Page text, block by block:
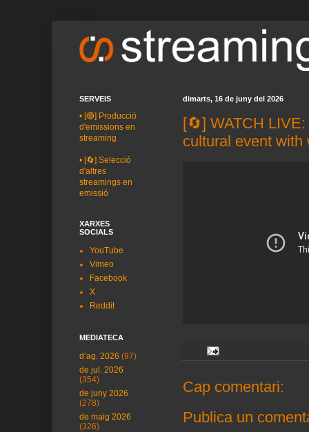
dimarts, 16 de juny del 2026
[🔄] WATCH
cultural event with
Cap comentari:
Publica un
SERVEIS
• [🔴] Producció
d'emissions en
streaming
• [🔄] Selecció
d'altres
streamings en
emissió
XARXES
SOCIALS
YouTube
Vimeo
Facebook
X
Reddit
MEDIATECA
d’ag. 2026 (97)
de jul. 2026
(354)
de juny 2026
(278)
de maig 2026
(326)